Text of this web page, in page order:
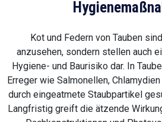
Kot und Federn von Tauben
anzusehen, sondern stellen auch
Hygiene- und Baurisiko dar. In
Erreger wie Salmonellen,
durch eingeatmete Staubpartikel
Langfristig greift die ätzende